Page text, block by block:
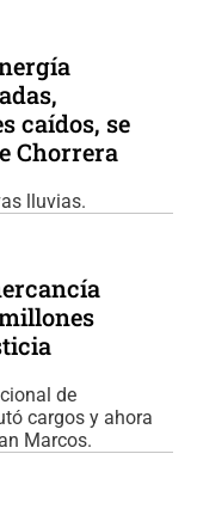
caídos, se
Chorrera
lluvias.
de
cargos y ahora
Marcos.